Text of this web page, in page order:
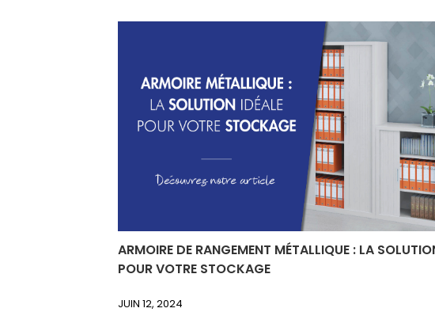
ARMOIRE DE RANGEMENT MÉTALLIQUE : LA
POUR VOTRE STOCKAGE
JUIN 12, 2024